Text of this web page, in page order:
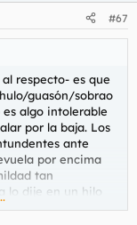
#67
respecto- es que
guasón/sobrao
algo intolerable
por la baja. Los
ante
por encima
tan
lo dije en un hilo
persona que